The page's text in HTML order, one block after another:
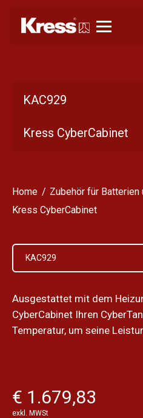
KAC929
Kress CyberCabinet
Home
Zubehör für Batterien
Kress CyberCabinet
KAC929
Ausgestattet mit dem
CyberCabinet Ihren
Temperatur, um seine
€ 1.679,83
exkl. MWSt